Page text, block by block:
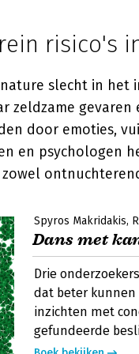
risico's
slecht in het
zeldzame
door emoties,
en psychologen
Spyros Makridakis
Dans met
Drie
dat beter kunnen
inzichten met
gefundeerde